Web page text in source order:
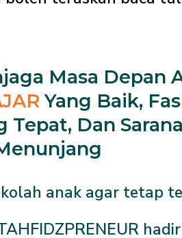
Masa Depan
Yang Baik,
Dan
anak agar tetap